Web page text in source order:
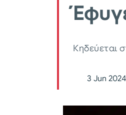
Κηδεύεται
3 Jun 2024